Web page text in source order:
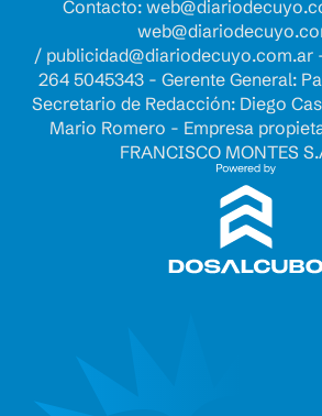
Contacto:
/ publicidad@diariodecuyo.com.ar
264 5045343 - Gerente General:
Secretario de Redacción: Diego
Mario Romero - Empresa
FRANCISCO MONTES